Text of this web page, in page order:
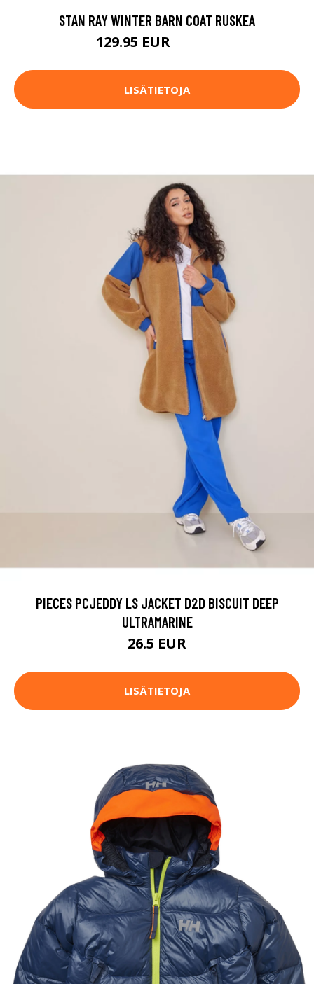
STAN RAY WINTER BARN COAT RUSKEA
129.95 EUR
LISÄTIETOJA
PIECES PCJEDDY LS JACKET D2D BISCUIT DEEP
ULTRAMARINE
26.5 EUR
LISÄTIETOJA